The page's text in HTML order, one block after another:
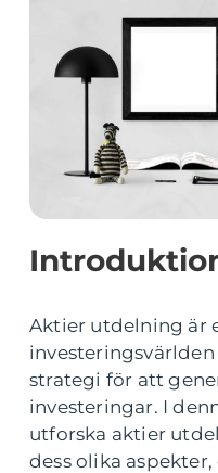
Aktier utdelning är
strategi för att
investeringar. I
utforska aktier
dess olika